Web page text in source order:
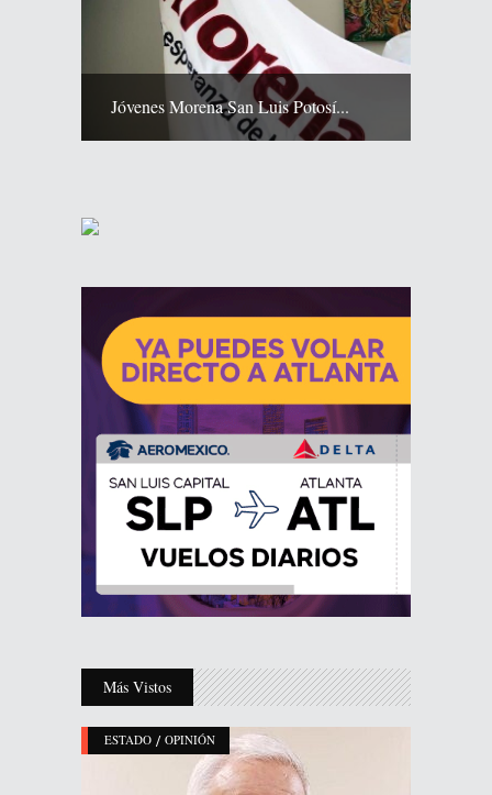
Jóvenes Morena San Luis Potosí...
Más Vistos
ESTADO / OPINIÓN